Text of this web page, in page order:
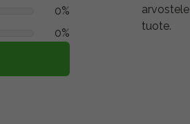
0%
0%
arvostele
tuote.